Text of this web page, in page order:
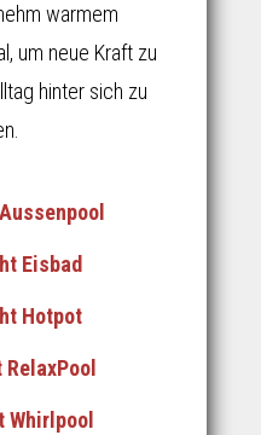
warmem
um neue Kraft zu
hinter sich zu
Eisbad
Hotpot
Whirlpool